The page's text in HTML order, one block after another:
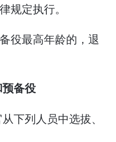
规定执行。
役最高年龄的，退
备役
下列人员中选拔、